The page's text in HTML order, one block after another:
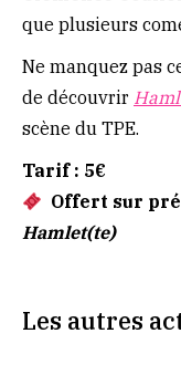
que plusieurs
Ne manquez pas
de découvrir
scène du TPE.
Tarif : 5€
Offert sur
Hamlet(te)
Les autres